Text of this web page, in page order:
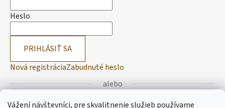
Vážení návštevníci, pre skvalitnenie služieb používame
Heslo
PRIHLÁSIŤ SA
Nová registráciaZabudnuté heslo
alebo